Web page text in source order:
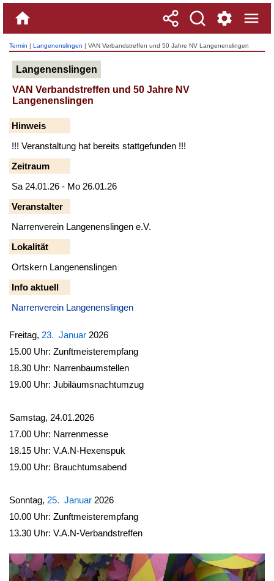
Termin | Langenenslingen | VAN Verbandstreffen und 50 Jahre NV Langenenslingen
Langenenslingen
VAN Verbandstreffen und 50 Jahre NV
Langenenslingen
Hinweis
!!! Veranstaltung hat bereits stattgefunden !!!
Zeitraum
Sa 24.01.26 - Mo 26.01.26
Veranstalter
Narrenverein Langenenslingen e.V.
Lokalität
Ortskern Langenenslingen
Info aktuell
Narrenverein Langenenslingen
Freitag, 23. Januar 2026
15.00 Uhr: Zunftmeisterempfang
18.30 Uhr: Narrenbaumstellen
19.00 Uhr: Jubiläumsnachtumzug
Samstag, 24.01.2026
17.00 Uhr: Narrenmesse
18.15 Uhr: V.A.N-Hexenspuk
19.00 Uhr: Brauchtumsabend
Sonntag, 25. Januar 2026
10.00 Uhr: Zunftmeisterempfang
13.30 Uhr: V.A.N-Verbandstreffen